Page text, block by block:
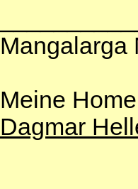
Mangalarga
Meine
Dagmar